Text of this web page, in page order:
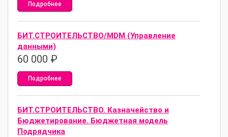
Подробнее
БИТ.СТРОИТЕЛЬСТВО/MDM (Управление
данными)
60 000 ₽
Подробнее
БИТ.СТРОИТЕЛЬСТВО. Казначейство и
Бюджетирование. Бюджетная модель
Подрядчика